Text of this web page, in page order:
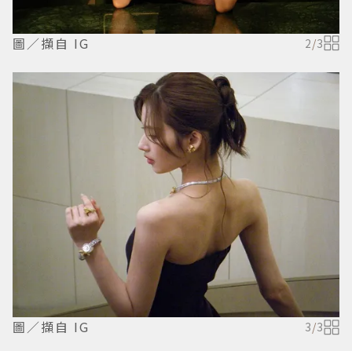
圖／擷自 IG 2/3
圖／擷自 IG 3/3